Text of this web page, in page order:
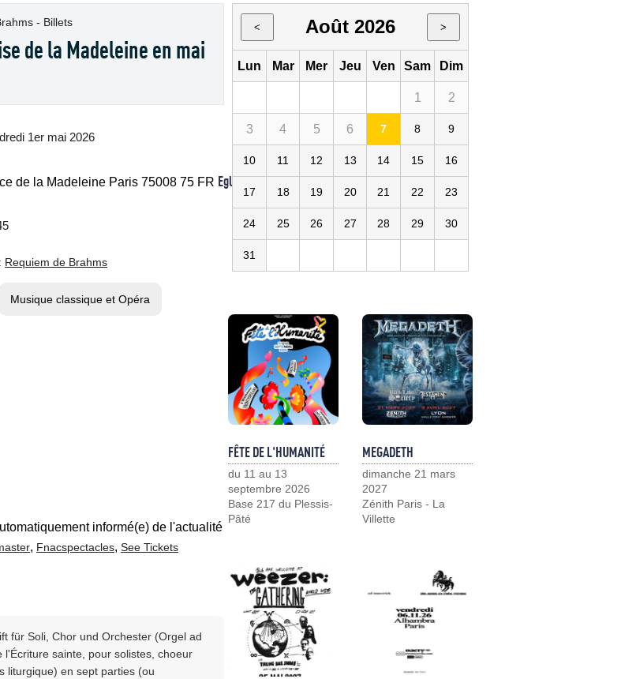
- Billets
de la Madeleine en mai
1er mai 2026
de la Madeleine Paris 75008 75 FR Eglise de la Madeleine
Requiem de Brahms
Musique classique et Opéra
informé(e) de l'actualité
, Fnacspectacles, See Tickets
für Soli, Chor und Orchester (Orgel ad
sainte, pour solistes, choeur
liturgique) en sept parties (ou
< Août 2026 >
Lun Mar Mer Jeu Ven Sam Dim
1 2
3 4 5 6 7 8 9
10 11 12 13 14 15 16
17 18 19 20 21 22 23
24 25 26 27 28 29 30
31
FÊTE DE L'HUMANITÉ
du 11 au 13
septembre 2026
Base 217 du Plessis-
Pâté
MEGADETH
dimanche 21 mars
2027
Zénith Paris - La
Villette